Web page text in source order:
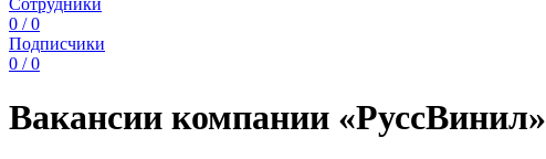
Сотрудники
0 / 0
Подписчики
0 / 0
Вакансии компании «РуссВинил»